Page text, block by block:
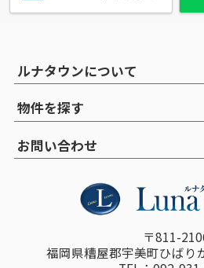
ルナタウンについて
物件を探す
お問い合わせ
〒811-
福岡県糟屋郡宇美町ひばり